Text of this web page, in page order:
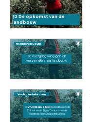
§2 De opkomst van de
landbouw
Neolitische revolutie
De overgang van jagen en
verzamelen naar landbouw
Vruchtbare halve maan
OfVruchtbare Sikkel:gebied tussen de
Eufraat en de Tigris. De start van de
neolithische revolutie in Europa.